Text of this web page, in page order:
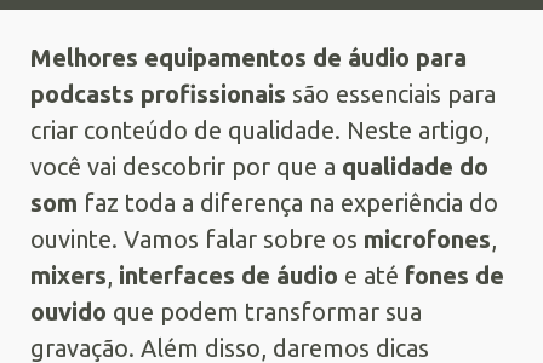
Melhores equipamentos de áudio para
podcasts profissionais são essenciais para
criar conteúdo de qualidade. Neste artigo,
você vai descobrir por que a qualidade do
som faz toda a diferença na experiência do
ouvinte. Vamos falar sobre os microfones,
mixers, interfaces de áudio e até fones de
ouvido que podem transformar sua
gravação. Além disso, daremos dicas